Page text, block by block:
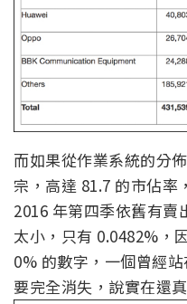
而如果從作業系統的分
宗，高達 81.7 的市佔
2016 年第四季依舊有賣
太小，只有 0.0482%，
0% 的數字，一個曾經
要完全消失，說實在還